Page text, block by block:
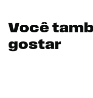
Você
gostar